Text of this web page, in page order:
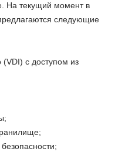
На текущий момент в
следующие
с доступом из